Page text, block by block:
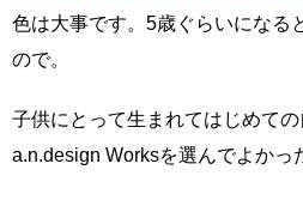
色は大事です。5歳ぐらいになる
ので。
子供にとって生まれてはじめての
a.n.design Worksを選んでよかっ